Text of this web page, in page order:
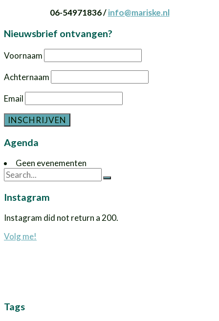
06-54971836 /info@mariske.nl
Nieuwsbrief ontvangen?
Voornaam
Achternaam
Email
Agenda
Geen evenementen
Instagram
Instagram did not return a 200.
Volg me!
Tags